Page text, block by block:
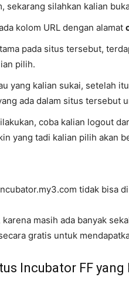
sekarang silahkan kalian
kolom URL dengan alamat
pada situs tersebut,
pilih.
yang kalian sukai, setelah
ada dalam situs tersebut
coba kalian logout
yang tadi kalian pilih akan
tidak bisa
masih ada banyak
gratis untuk
Incubator FF yang